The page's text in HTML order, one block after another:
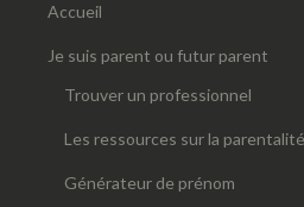
Accueil
Je suis parent ou futur parent
Trouver un professionnel
Les ressources sur la parentalité
Générateur de prénom